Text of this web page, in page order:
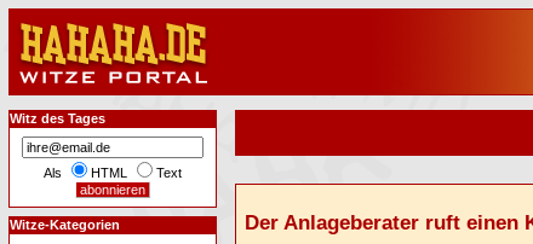
Der Anlageberater ruft einen
Witz des Tages
Als HTML Text
Witze-Kategorien